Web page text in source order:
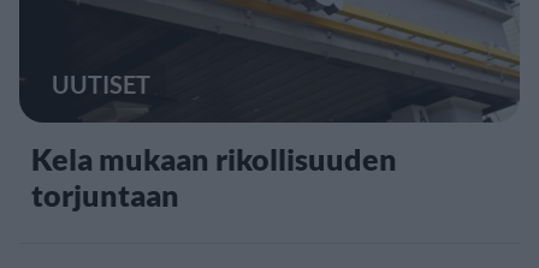
UUTISET
Kela mukaan rikollisuuden
torjuntaan